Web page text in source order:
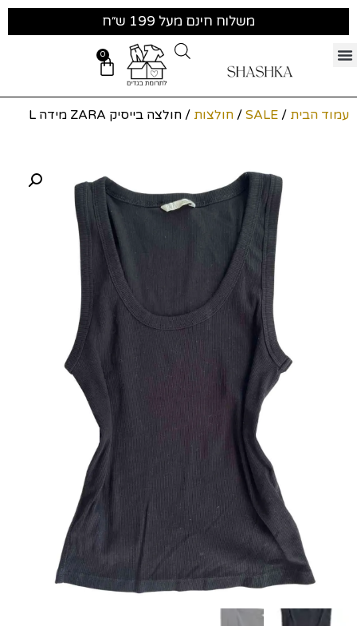
משלוח חינם מעל 199 ש״ח
0
עמוד הבית /
SALE
/ חולצות / חולצה בייסיק ZARA מידה L